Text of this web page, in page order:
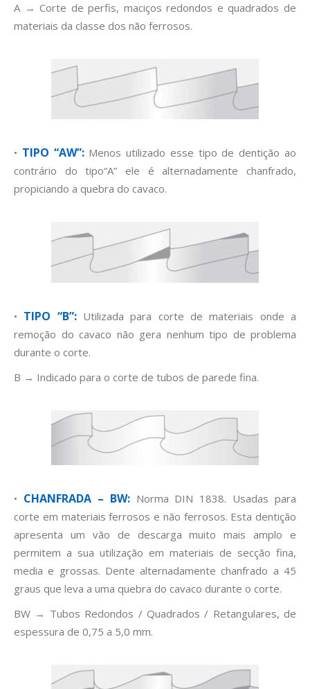
A → Corte de perfis, maciços redondos e quadrados de
materiais da classe dos não ferrosos.
• TIPO “AW”:Menos utilizado esse tipo de dentição ao
contrário do tipo“A” ele é alternadamente chanfrado,
propiciando a quebra do cavaco.
• TIPO “B”:Utilizada para corte de materiais onde a
remoção do cavaco não gera nenhum tipo de problema
durante o corte.
B → Indicado para o corte de tubos de parede fina.
• CHANFRADA – BW:Norma DIN 1838. Usadas para
corte em materiais ferrosos e não ferrosos. Esta dentição
apresenta um vão de descarga muito mais amplo e
permitem a sua utilização em materiais de secção fina,
media e grossas. Dente alternadamente chanfrado a 45
graus que leva a uma quebra do cavaco durante o corte.
BW → Tubos Redondos / Quadrados / Retangulares, de
espessura de 0,75 a 5,0 mm.